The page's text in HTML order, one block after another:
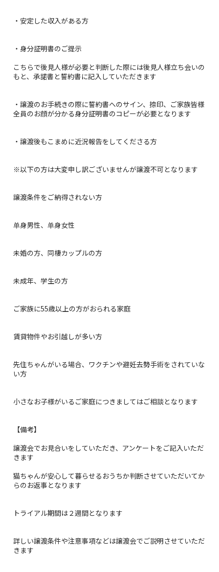
・安定した収入がある方
・身分証明書のご提示
こちらで後見人様が必要と判断した際には後見人様立ち会いの
もと、承諾書と誓約書に記入していただきます
・譲渡のお手続きの際に誓約書へのサイン、捺印、ご家族皆様
全員のお顔が分かる身分証明書のコピーが必要となります
・譲渡後もこまめに近況報告をしてくださる方
※以下の方は大変申し訳ございませんが譲渡不可となります
譲渡条件をご納得されない方
单身男性、单身女性
未婚の方、同棲カップルの方
未成年、学生の方
ご家族に55歳以上の方がおられる家庭
賃貸物件やお引越しが多い方
先住ちゃんがいる場合、ワクチンや避妊去勢手術をされていな
い方
小さなお子様がいるご家庭につきましてはご相談となります
【備考】
譲渡会でお見合いをしていただき、アンケートをご記入いただ
きます
猫ちゃんが安心して暮らせるおうちか判断させていただいてか
らのお返事となります
トライアル期間は２週間となります
詳しい譲渡条件や注意事項などは譲渡会でご説明させていただ
きます